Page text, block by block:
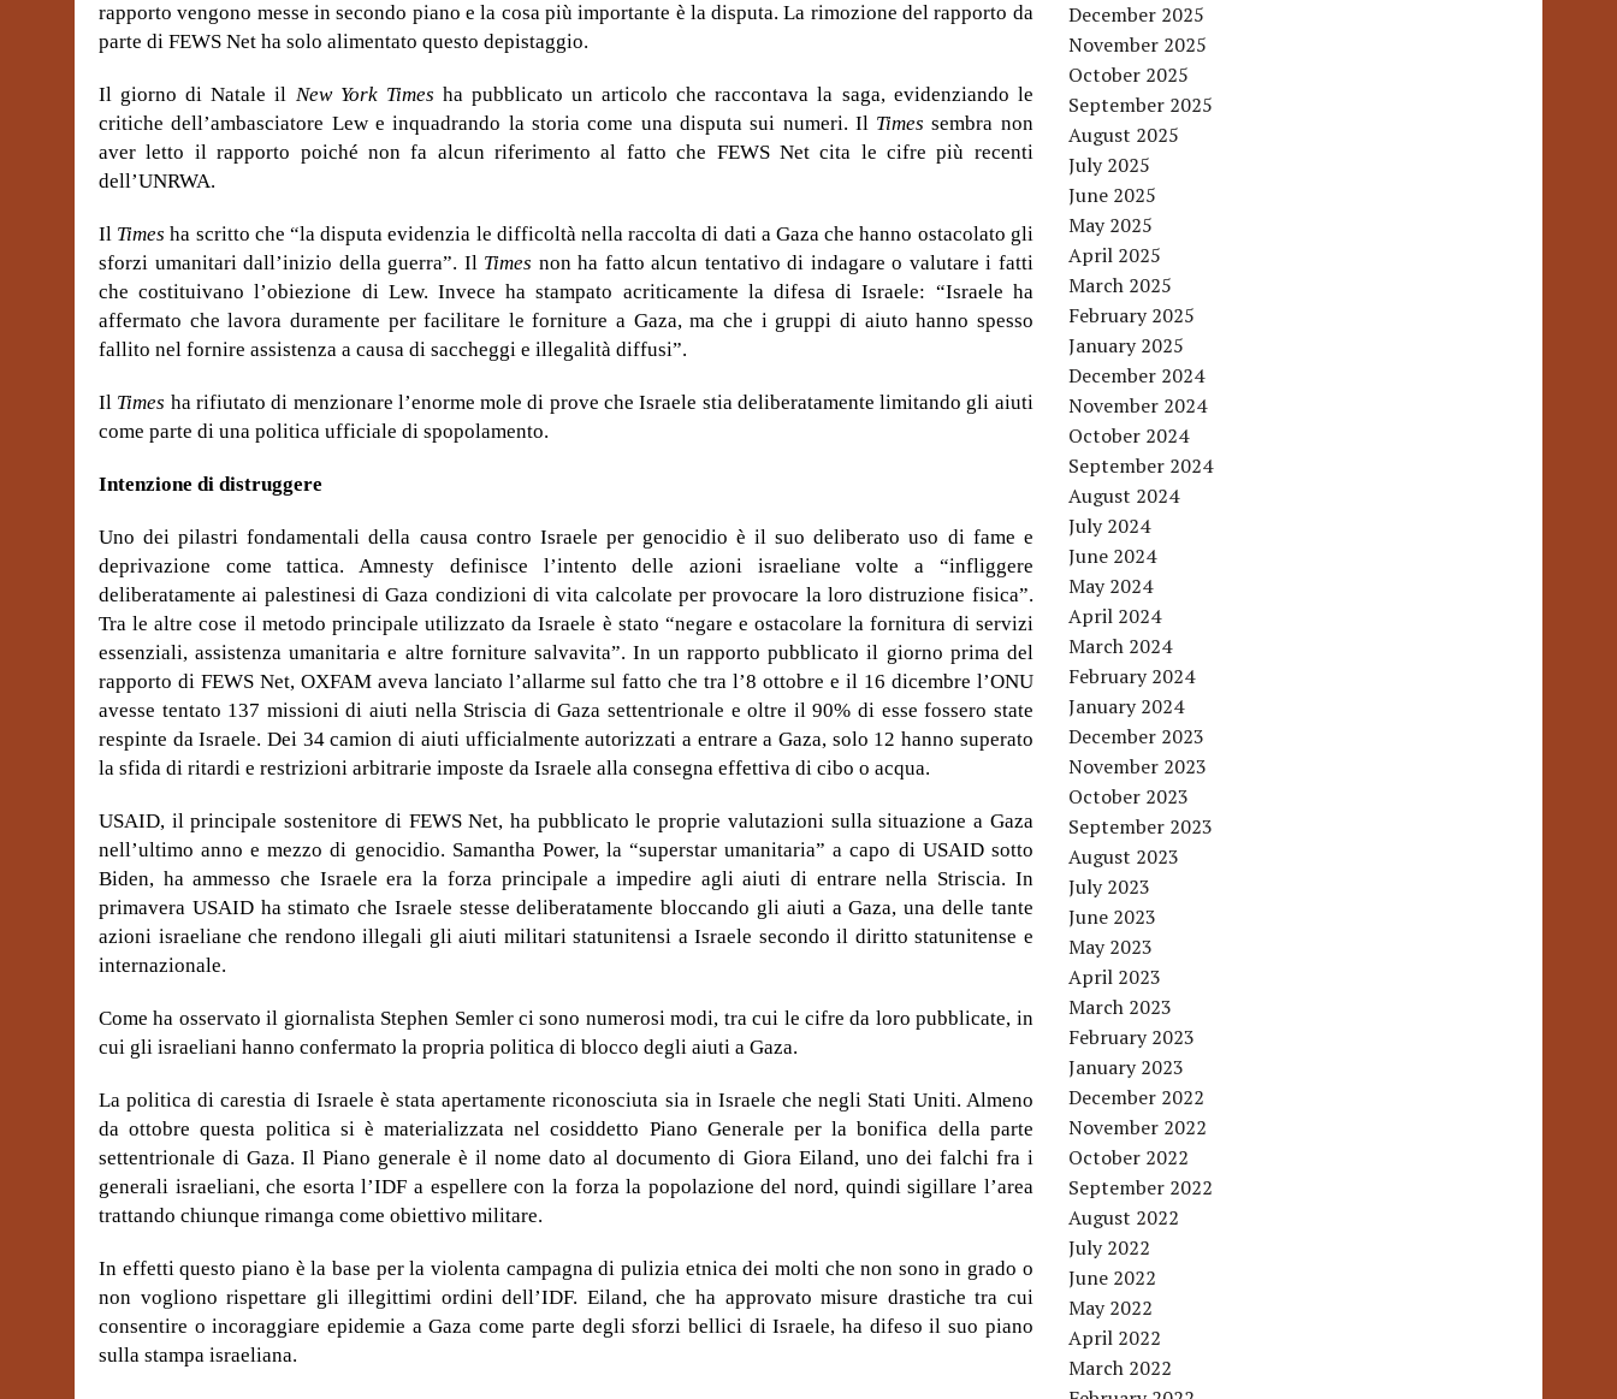
rapporto vengono messe in secondo piano e la cosa più importante è la disputa. La rimozione del rapporto da
parte di FEWS Net ha solo alimentato questo depistaggio.
Il giorno di Natale il New York Times ha pubblicato un articolo che raccontava la saga, evidenziando le
critiche dell’ambasciatore Lew e inquadrando la storia come una disputa sui numeri. Il Times sembra non
aver letto il rapporto poiché non fa alcun riferimento al fatto che FEWS Net cita le cifre più recenti
dell’UNRWA.
Il Times ha scritto che “la disputa evidenzia le difficoltà nella raccolta di dati a Gaza che hanno ostacolato gli
sforzi umanitari dall’inizio della guerra”. Il Times non ha fatto alcun tentativo di indagare o valutare i fatti
che costituivano l’obiezione di Lew. Invece ha stampato acriticamente la difesa di Israele: “Israele ha
affermato che lavora duramente per facilitare le forniture a Gaza, ma che i gruppi di aiuto hanno spesso
fallito nel fornire assistenza a causa di saccheggi e illegalità diffusi”.
Il Times ha rifiutato di menzionare l’enorme mole di prove che Israele stia deliberatamente limitando gli aiuti
come parte di una politica ufficiale di spopolamento.
Intenzione di distruggere
Uno dei pilastri fondamentali della causa contro Israele per genocidio è il suo deliberato uso di fame e
deprivazione come tattica. Amnesty definisce l’intento delle azioni israeliane volte a “infliggere
deliberatamente ai palestinesi di Gaza condizioni di vita calcolate per provocare la loro distruzione fisica”.
Tra le altre cose il metodo principale utilizzato da Israele è stato “negare e ostacolare la fornitura di servizi
essenziali, assistenza umanitaria e altre forniture salvavita”. In un rapporto pubblicato il giorno prima del
rapporto di FEWS Net, OXFAM aveva lanciato l’allarme sul fatto che tra l’8 ottobre e il 16 dicembre l’ONU
avesse tentato 137 missioni di aiuti nella Striscia di Gaza settentrionale e oltre il 90% di esse fossero state
respinte da Israele. Dei 34 camion di aiuti ufficialmente autorizzati a entrare a Gaza, solo 12 hanno superato
la sfida di ritardi e restrizioni arbitrarie imposte da Israele alla consegna effettiva di cibo o acqua.
USAID, il principale sostenitore di FEWS Net, ha pubblicato le proprie valutazioni sulla situazione a Gaza
nell’ultimo anno e mezzo di genocidio. Samantha Power, la “superstar umanitaria” a capo di USAID sotto
Biden, ha ammesso che Israele era la forza principale a impedire agli aiuti di entrare nella Striscia. In
primavera USAID ha stimato che Israele stesse deliberatamente bloccando gli aiuti a Gaza, una delle tante
azioni israeliane che rendono illegali gli aiuti militari statunitensi a Israele secondo il diritto statunitense e
internazionale.
Come ha osservato il giornalista Stephen Semler ci sono numerosi modi, tra cui le cifre da loro pubblicate, in
cui gli israeliani hanno confermato la propria politica di blocco degli aiuti a Gaza.
La politica di carestia di Israele è stata apertamente riconosciuta sia in Israele che negli Stati Uniti. Almeno
da ottobre questa politica si è materializzata nel cosiddetto Piano Generale per la bonifica della parte
settentrionale di Gaza. Il Piano generale è il nome dato al documento di Giora Eiland, uno dei falchi fra i
generali israeliani, che esorta l’IDF a espellere con la forza la popolazione del nord, quindi sigillare l’area
trattando chiunque rimanga come obiettivo militare.
In effetti questo piano è la base per la violenta campagna di pulizia etnica dei molti che non sono in grado o
non vogliono rispettare gli illegittimi ordini dell’IDF. Eiland, che ha approvato misure drastiche tra cui
consentire o incoraggiare epidemie a Gaza come parte degli sforzi bellici di Israele, ha difeso il suo piano
sulla stampa israeliana.
December 2025
November 2025
October 2025
September 2025
August 2025
July 2025
June 2025
May 2025
April 2025
March 2025
February 2025
January 2025
December 2024
November 2024
October 2024
September 2024
August 2024
July 2024
June 2024
May 2024
April 2024
March 2024
February 2024
January 2024
December 2023
November 2023
October 2023
September 2023
August 2023
July 2023
June 2023
May 2023
April 2023
March 2023
February 2023
January 2023
December 2022
November 2022
October 2022
September 2022
August 2022
July 2022
June 2022
May 2022
April 2022
March 2022